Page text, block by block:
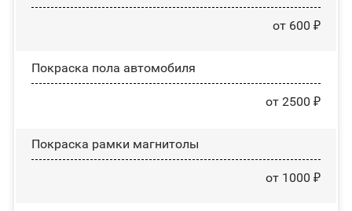
от 600 ₽
Покраска пола автомобиля
от 2500 ₽
Покраска рамки магнитолы
от 1000 ₽